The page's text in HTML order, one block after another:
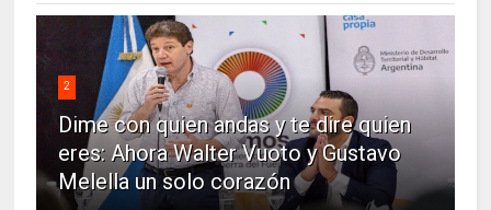
2
Dime con quien andas y te dire quien
eres: Ahora Walter Vuoto y Gustavo
Melella un solo corazón